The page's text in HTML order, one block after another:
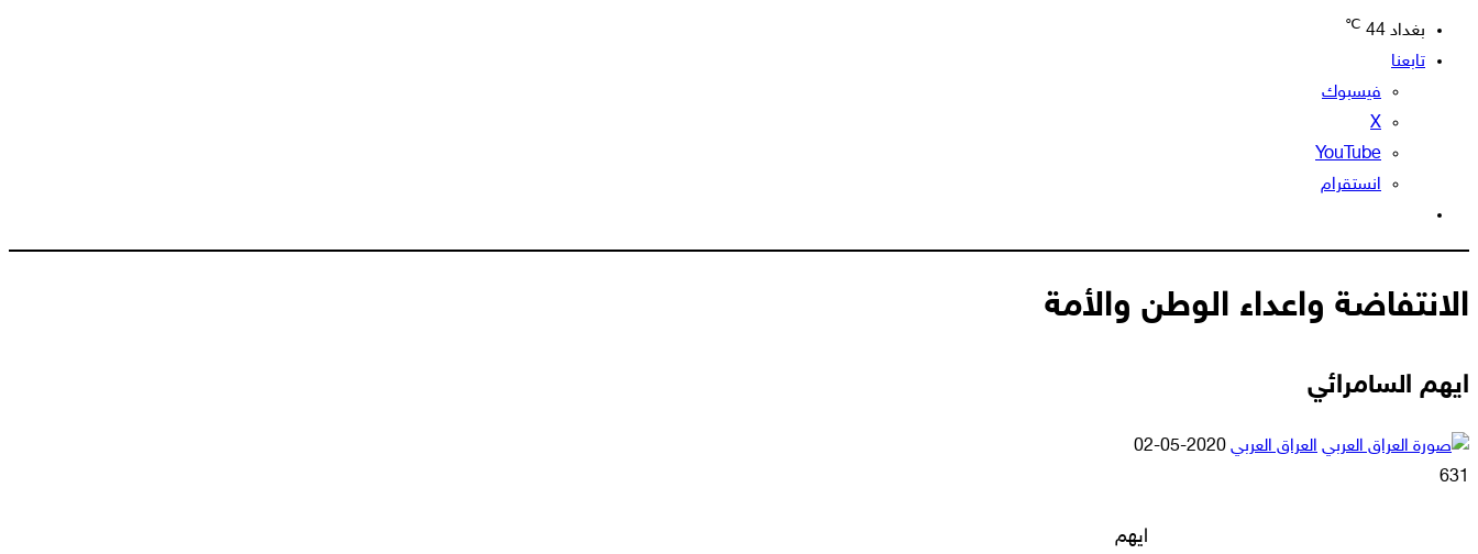
بغداد 44
℃
تابعنا
فيسبوك
‫X
‫YouTube
انستقرام
المظلم
الانتفاضة واعداء الوطن والأمة
ايهم السامرائي
العراق العربي أرسل
2020-05-02
631
ايهم